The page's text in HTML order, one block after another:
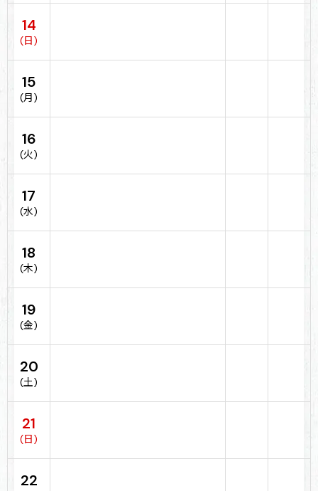
14
(日)
15
(月)
16
(火)
17
(水)
18
(木)
19
(金)
20
(土)
21
(日)
22